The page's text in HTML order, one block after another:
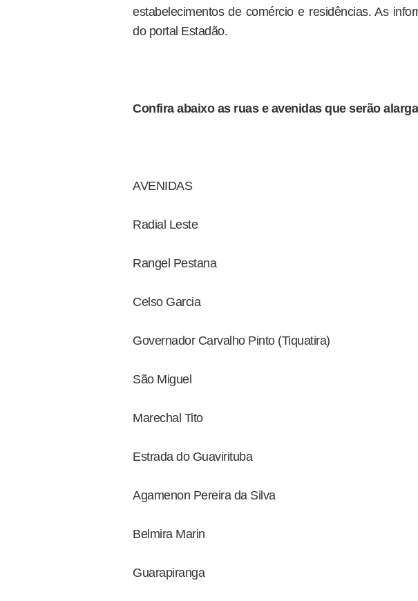
estabelecimentos de comércio e residências. As
do portal Estadão.
Confira abaixo as ruas e avenidas que serão
AVENIDAS
Radial Leste
Rangel Pestana
Celso Garcia
Governador Carvalho Pinto (Tiquatira)
São Miguel
Marechal Tito
Estrada do Guavirituba
Agamenon Pereira da Silva
Belmira Marin
Guarapiranga